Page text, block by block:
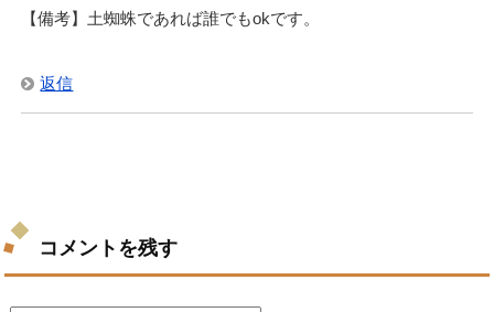
【備考】土蜘蛛であれば誰でもokです。
返信
コメントを残す